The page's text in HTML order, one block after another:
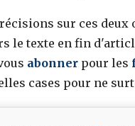
sur ces
le texte en fin
abonner pour les
cases pour ne